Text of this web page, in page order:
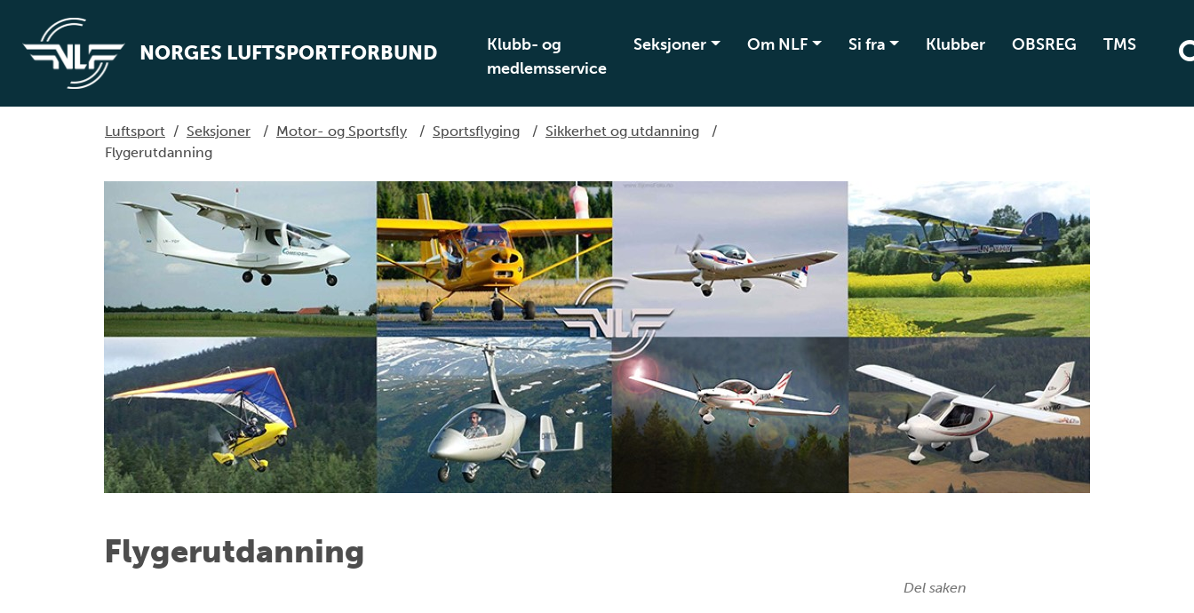
NORGES LUFTSPORTFORBUND
Klubb- og
medlemsservice
Seksjoner Om NLF Si fra Klubber OBSREG TMS
Luftsport / Seksjoner / Motor- og Sportsfly / Sportsflyging / Sikkerhet og utdanning
/
Flygerutdanning
Flygerutdanning
Del saken